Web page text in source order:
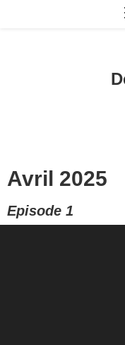
Avril 2025
Episode 1